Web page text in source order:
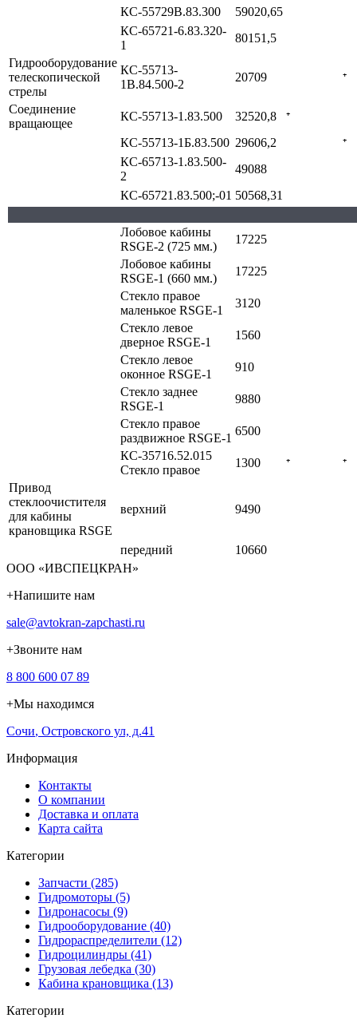
КС-55729В.83.300
59020,65
КС-65721-6.83.320-
1
80151,5
Гидрооборудование
телескопической
стрелы
КС-55713-
1В.84.500-2
20709 ⁺
Соединение
вращающее
КС-55713-1.83.500 32520,8
⁺
КС-55713-1Б.83.500 29606,2
⁺
КС-65713-1.83.500-
2
49088
КС-65721.83.500;-01 50568,31
Лобовое кабины
RSGE-2 (725 мм.)
17225
Лобовое кабины
RSGE-1 (660 мм.)
17225
Стекло правое
маленькое RSGE-1
3120
Стекло левое
дверное RSGE-1
1560
Стекло левое
оконное RSGE-1
910
Стекло заднее
RSGE-1
9880
Стекло правое
раздвижное RSGE-1
6500
КС-35716.52.015
Стекло правое
1300 ⁺
⁺
Привод
стеклоочистителя
для кабины
крановщика RSGE
верхний 9490
передний
10660
ООО «ИВСПЕЦКРАН»
+Напишите нам
sale@avtokran-zapchasti.ru
+Звоните нам
8 800 600 07 89
+Мы находимся
Сочи, Островского ул, д.41
Информация
Контакты
О компании
Доставка и оплата
Карта сайта
Категории
Запчасти (285)
Гидромоторы (5)
Гидронасосы (9)
Гидрооборудование (40)
Гидрораспределители (12)
Гидроцилиндры (41)
Грузовая лебедка (30)
Кабина крановщика (13)
Категории